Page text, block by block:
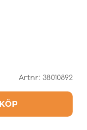
Artnr: 38010892
KÖP